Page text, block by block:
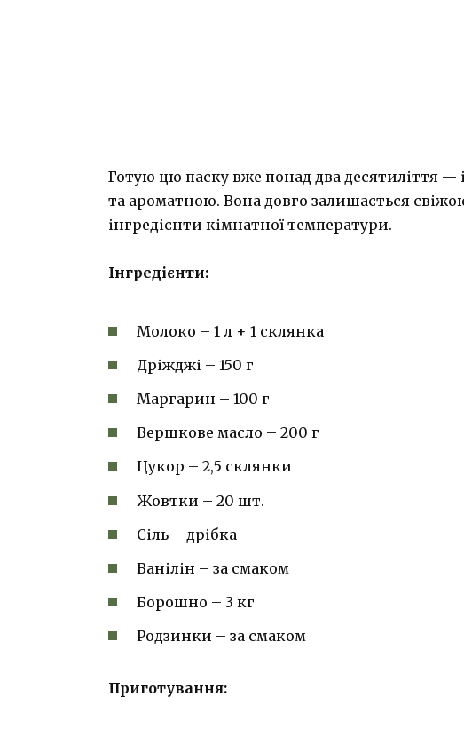
Готую цю паску вже понад два десятиліття
та ароматною. Вона довго залишається
інгредієнти кімнатної температури.
Інгредієнти:
Молоко – 1 л + 1 склянка
Дріжджі – 150 г
Маргарин – 100 г
Вершкове масло – 200 г
Цукор – 2,5 склянки
Жовтки – 20 шт.
Сіль – дрібка
Ванілін – за смаком
Борошно – 3 кг
Родзинки – за смаком
Приготування: